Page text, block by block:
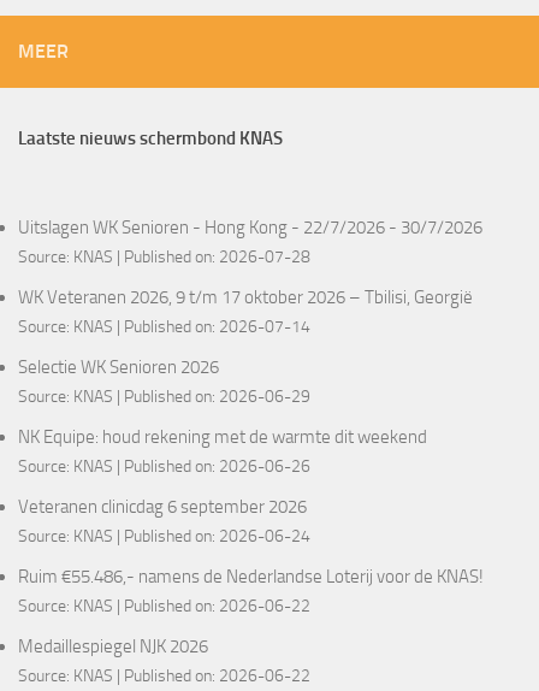
MEER
Laatste nieuws schermbond KNAS
Uitslagen WK Senioren - Hong Kong - 22/7/2026 - 30/7/2026
Source: KNAS Published on: 2026-07-28
WK Veteranen 2026, 9 t/m 17 oktober 2026 – Tbilisi, Georgië
Source: KNAS Published on: 2026-07-14
Selectie WK Senioren 2026
Source: KNAS Published on: 2026-06-29
NK Equipe: houd rekening met de warmte dit weekend
Source: KNAS Published on: 2026-06-26
Veteranen clinicdag 6 september 2026
Source: KNAS Published on: 2026-06-24
Ruim €55.486,- namens de Nederlandse Loterij voor de KNAS!
Source: KNAS Published on: 2026-06-22
Medaillespiegel NJK 2026
Source: KNAS Published on: 2026-06-22